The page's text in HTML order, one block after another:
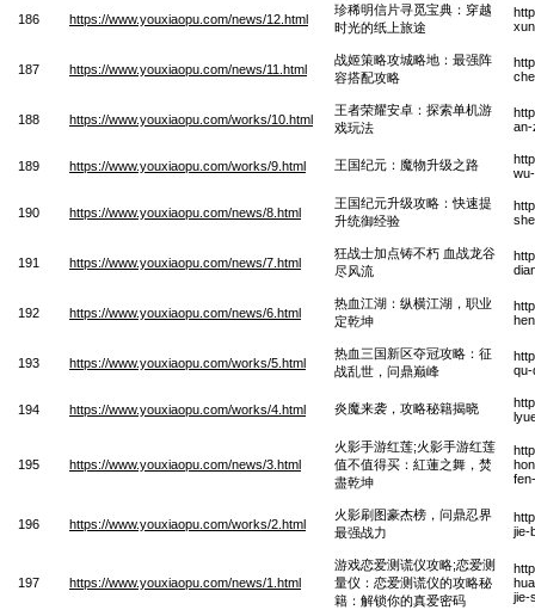
186 https://www.youxiaopu.com/news/12.html
珍稀明信片寻觅宝典：穿越
时光的纸上旅途
187 https://www.youxiaopu.com/news/11.html
战姬策略攻城略地：最强阵
容搭配攻略
188 https://www.youxiaopu.com/works/10.html
王者荣耀安卓：探索单机游
戏玩法
an-
189 https://www.youxiaopu.com/works/9.html 王国纪元：魔物升级之路
190 https://www.youxiaopu.com/news/8.html
王国纪元升级攻略：快速提
升统御经验
191 https://www.youxiaopu.com/news/7.html
狂战士加点铸不朽 血战龙谷
尽风流
192 https://www.youxiaopu.com/news/6.html
热血江湖：纵横江湖，职业
定乾坤
193 https://www.youxiaopu.com/works/5.html
热血三国新区夺冠攻略：征
战乱世，问鼎巅峰
qu-
194 https://www.youxiaopu.com/works/4.html 炎魔来袭，攻略秘籍揭晓
195 https://www.youxiaopu.com/news/3.html
火影手游红莲;火影手游红莲
值不值得买：紅蓮之舞，焚
盡乾坤
196 https://www.youxiaopu.com/works/2.html
火影刷图豪杰榜，问鼎忍界
最强战力
jie-
197 https://www.youxiaopu.com/news/1.html
游戏恋爱测谎仪攻略;恋爱测
量仪：恋爱测谎仪的攻略秘
籍：解锁你的真爱密码
jie-